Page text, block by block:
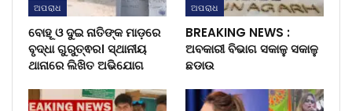
ଅପରାଧ
ବୋହୂ ଓ ଦୁଇ ନାତିଙ୍କ ମାଡ଼ରେ
ବୃଦ୍ଧା ଗୁରୁତ୍ଵର। ସ୍ଥାନୀୟ
ଥାନାରେ ଲିଖିତ ଅଭିଯୋଗ
ଅପରାଧ
BREAKING NEWS :
ଅବକାରୀ ବିଭାଗ ସକାଳୁ ସକାଳୁ
ଛଡାଉ